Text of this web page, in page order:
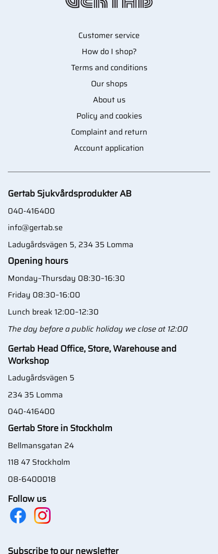
Customer service
How do I shop?
Terms and conditions
Our shops
About us
Policy and cookies
Complaint and return
Account application
Gertab Sjukvårdsprodukter AB
040-416400
info@gertab.se
Ladugårdsvägen 5, 234 35 Lomma
Opening hours
Monday–Thursday 08:30–16:30
Friday 08:30–16:00
Lunch break 12:00–12:30
The day before a public holiday we close at 12:00
Gertab Head Office, Store, Warehouse and
Workshop
Ladugårdsvägen 5
234 35 Lomma
040-416400
Gertab Store in Stockholm
Bellmansgatan 24
118 47 Stockholm
08-6400018
Follow us
Subscribe to our newsletter